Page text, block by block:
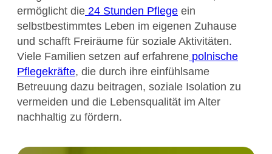
ermöglicht die 24 Stunden Pflege ein
selbstbestimmtes Leben im eigenen Zuhause
und schafft Freiräume für soziale Aktivitäten.
Viele Familien setzen auf erfahrene polnische
Pflegekräfte, die durch ihre einfühlsame
Betreuung dazu beitragen, soziale Isolation zu
vermeiden und die Lebensqualität im Alter
nachhaltig zu fördern.